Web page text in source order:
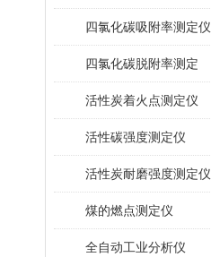
四氯化碳吸附率测定仪
四氯化碳脱附率测定
活性炭着火点测定仪
活性碳强度测定仪
活性炭耐磨强度测定仪
煤的燃点测定仪
全自动工业分析仪